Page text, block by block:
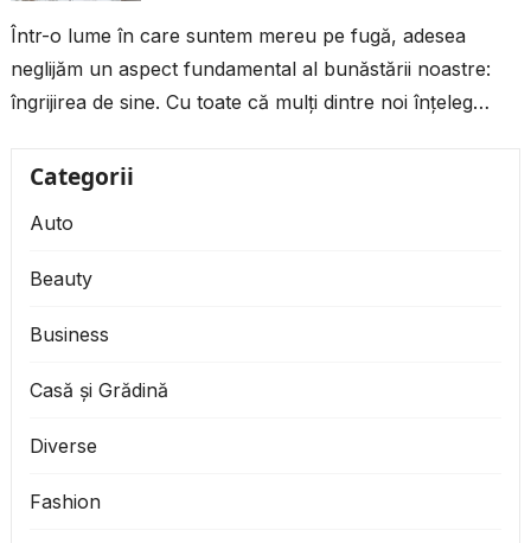
Într-o lume în care suntem mereu pe fugă, adesea
neglijăm un aspect fundamental al bunăstării noastre:
îngrijirea de sine. Cu toate că mulți dintre noi înțeleg
Categorii
Auto
Beauty
Business
Casă și Grădină
Diverse
Fashion